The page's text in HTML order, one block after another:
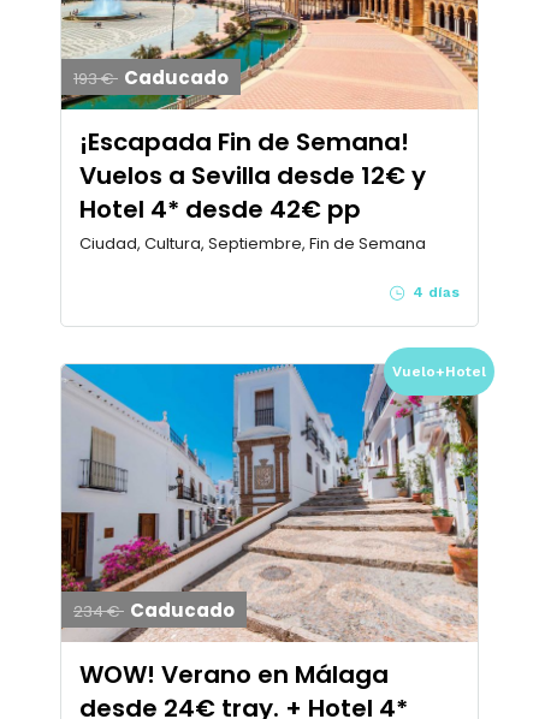
193 € Caducado
¡Escapada Fin de Semana!
Vuelos a Sevilla desde 12€ y
Hotel 4* desde 42€ pp
Ciudad, Cultura, Septiembre, Fin de Semana
4 días
Vuelo+Hotel
234 € Caducado
WOW! Verano en Málaga
desde 24€ tray. + Hotel 4*